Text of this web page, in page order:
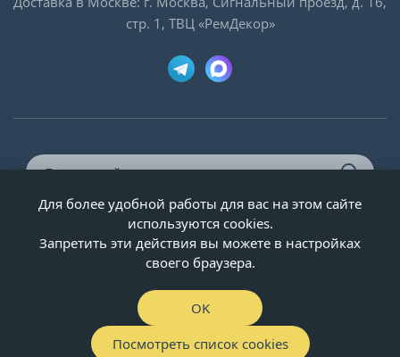
стр. 1, ТВЦ «РемДекор»
© ООО «Двери-и-точка», ИНН 5020092947, 1995-2026 г.
Для более удобной работы для вас на этом сайте
используются cookies.
Запретить эти действия вы можете в настройках
своего браузера.
OK
Посмотреть список cookies